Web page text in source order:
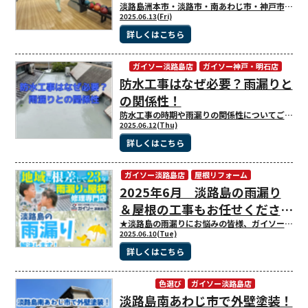
淡路島洲本市・淡路市・南あわじ市・神戸市垂水区・須磨区の皆様こんにちは！ いつもガイソー神戸店、ガイソー淡路島店のブログをご覧頂き ありがとうございます(*^^*)
2025.06.13(Fri)
詳しくはこちら
防水工事はなぜ必要？雨漏りと
の関係性！
防水工事の時期や雨漏りの関係性についてご紹介！ 今週は
2025.06.12(Thu)
詳しくはこちら
ガイソー淡路島店
ガイソー神戸・明石店
現場ブログ
2025年6月 淡路島の雨漏り
＆屋根の工事もお任せくださ
い！
★淡路島の雨漏りにお悩みの皆様、ガイソー淡路島店にお任せください！ 雨漏りでお困りの方は、ガイソー淡路島店までご連絡ください。
2025.06.10(Tue)
詳しくはこちら
ガイソー淡路島店 屋根リフォーム
淡路島南あわじ市で外壁塗装！
色選び
ガイソー淡路島店
塗装・工事の豆知識